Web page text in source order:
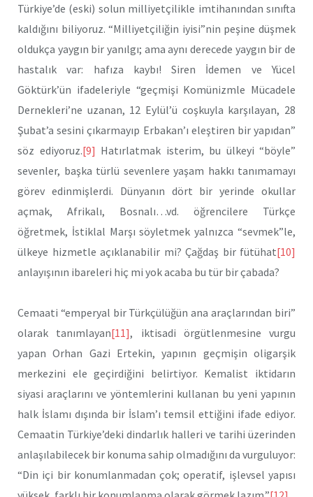
Türkiye’de (eski) solun milliyetçilikle imtihanından sınıfta
kaldığını biliyoruz. “Milliyetçiliğin iyisi”nin peşine düşmek
oldukça yaygın bir yanılgı; ama aynı derecede yaygın bir de
hastalık var: hafıza kaybı! Siren İdemen ve Yücel
Göktürk’ün ifadeleriyle “geçmişi Komünizmle Mücadele
Dernekleri’ne uzanan, 12 Eylül’ü coşkuyla karşılayan, 28
Şubat’a sesini çıkarmayıp Erbakan’ı eleştiren bir yapıdan”
söz ediyoruz.[9] Hatırlatmak isterim, bu ülkeyi “böyle”
sevenler, başka türlü sevenlere yaşam hakkı tanımamayı
görev edinmişlerdi. Dünyanın dört bir yerinde okullar
açmak, Afrikalı, Bosnalı…vd. öğrencilere Türkçe
öğretmek, İstiklal Marşı söyletmek yalnızca “sevmek”le,
ülkeye hizmetle açıklanabilir mi? Çağdaş bir fütühat[10]
anlayışının ibareleri hiç mi yok acaba bu tür bir çabada?
Cemaati “emperyal bir Türkçülüğün ana araçlarından biri”
olarak tanımlayan[11], iktisadi örgütlenmesine vurgu
yapan Orhan Gazi Ertekin, yapının geçmişin oligarşik
merkezini ele geçirdiğini belirtiyor. Kemalist iktidarın
siyasi araçlarını ve yöntemlerini kullanan bu yeni yapının
halk İslamı dışında bir İslam’ı temsil ettiğini ifade ediyor.
Cemaatin Türkiye’deki dindarlık halleri ve tarihi üzerinden
anlaşılabilecek bir konuma sahip olmadığını da vurguluyor:
“Din içi bir konumlanmadan çok; operatif, işlevsel yapısı